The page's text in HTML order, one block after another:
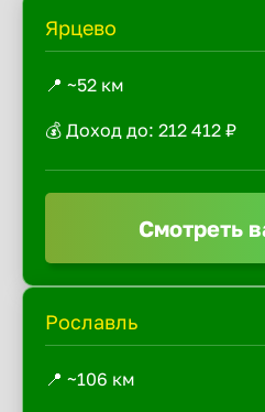
Ярцево
📍 ~52 км
💰 Доход до: 212 412 ₽
Смотреть
Рославль
📍 ~106 км